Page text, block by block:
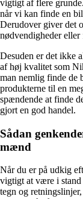
vigtigt af flere
når vi kan finde en
Derudover giver det
nødvendigheder
Desuden er det ikke
af høj kvalitet som
man nemlig finde de
produkterne til en
spændende at finde
gjort en god handel.
Sådan
mænd
Når du er på udkig
vigtigt at være i
tegn og